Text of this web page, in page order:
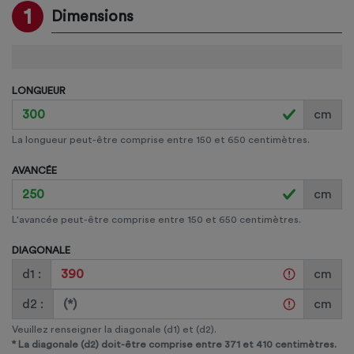
1 Dimensions
LONGUEUR
cm
La longueur peut-être comprise entre 150 et 650 centimètres.
AVANCÉE
cm
L'avancée peut-être comprise entre 150 et 650 centimètres.
DIAGONALE
d1 : cm
d2 : cm
Veuillez renseigner la diagonale (d1) et (d2).
* La diagonale (d2) doit-être comprise entre 371 et 410 centimètres.